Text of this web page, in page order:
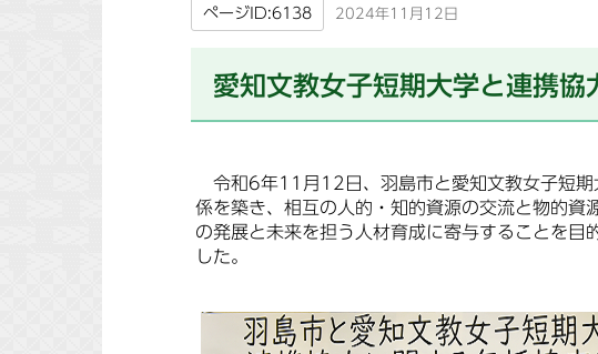
ページID:6138 2024年11月12日
愛知文教女子短期大学と連携
令和6年11月12日、羽島市と愛知文教女子短期
係を築き、相互の人的・知的資源の交流と物的資
の発展と未来を担う人材育成に寄与することを目
した。